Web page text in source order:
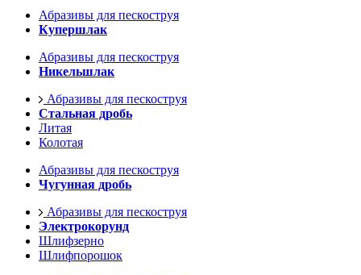
Абразивы для пескоструя
Купершлак
Абразивы для пескоструя
Никельшлак
Абразивы для пескоструя
Стальная дробь
Литая
Колотая
Абразивы для пескоструя
Чугунная дробь
Абразивы для пескоструя
Электрокорунд
Шлифзерно
Шлифпорошок